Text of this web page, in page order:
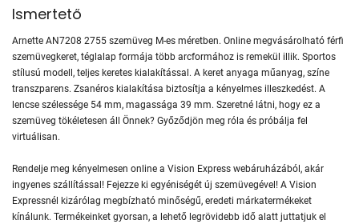
Ismertető
Arnette AN7208 2755 szemüveg M-es méretben. Online megvásárolható férfi
szemüvegkeret, téglalap formája több arcformához is remekül illik. Sportos
stílusú modell, teljes keretes kialakítással. A keret anyaga műanyag, színe
transzparens. Zsanéros kialakítása biztosítja a kényelmes illeszkedést. A
lencse szélessége 54 mm, magassága 39 mm. Szeretné látni, hogy ez a
szemüveg tökéletesen áll Önnek? Győződjön meg róla és próbálja fel
virtuálisan.
Rendelje meg kényelmesen online a Vision Express webáruházából, akár
ingyenes szállítással! Fejezze ki egyéniségét új szemüvegével! A Vision
Expressnél kizárólag megbízható minőségű, eredeti márkatermékeket
kínálunk. Termékeinket gyorsan, a lehető legrövidebb idő alatt juttatjuk el